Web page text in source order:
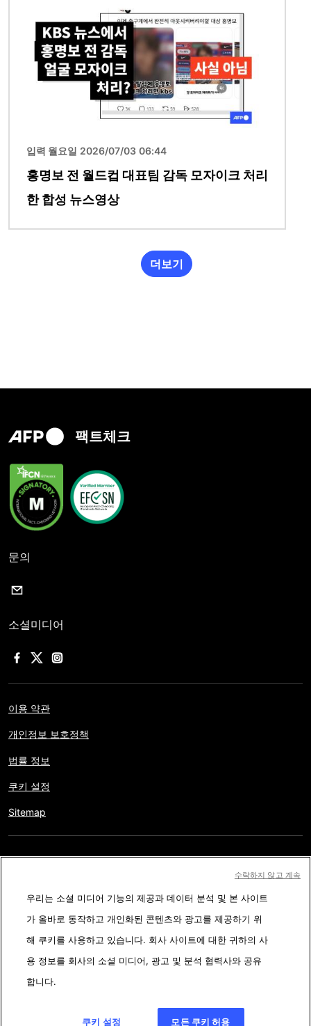
입력 월요일 2026/07/03 06:44
홍명보 전 월드컵 대표팀 감독 모자이크 처리
한 합성 뉴스영상
더보기
팩트체크
문의
소셜미디어
이용 약관
개인정보 보호정책
법률 정보
쿠키 설정
Sitemap
AFP와 계약 없이 저작물의 일부나 전체를 복사, 출판, 방송하는 것은
엄격히 금합니다. 팩트체킹 콘텐츠 내에 묘사된 부분과 링크 형태로
첨부된 부분은 관련 정보의 이해를 돕기 위한 것입니다. AFP는 서드
파티 콘텐츠 제작자나 저작권자로 부터 어떤 권한도 받지 않았기에
이에 따른 법적 책임을 지지 않습니다. AFP와 AFP 로고는 등록된 상
우리는 소셜 미디어 기능의 제공과 데이터 분석 및 본 사이트
가 올바로 동작하고 개인화된 콘텐츠와 광고를 제공하기 위
해 쿠키를 사용하고 있습니다. 회사 사이트에 대한 귀하의 사
용 정보를 회사의 소셜 미디어, 광고 및 분석 협력사와 공유
합니다.
쿠키 설정 모든 쿠키 허용
수락하지 않고 계속